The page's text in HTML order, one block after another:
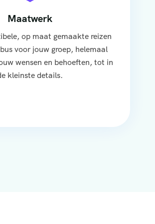
Maatwerk
op maat gemaakte reizen
voor jouw groep, helemaal
wensen en behoeften, tot in
kleinste details.